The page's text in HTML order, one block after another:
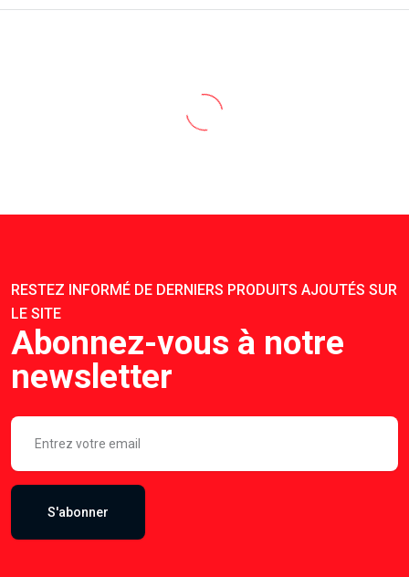
RESTEZ INFORMÉ DE DERNIERS PRODUITS AJOUTÉS SUR
LE SITE
Abonnez-vous à notre
newsletter
S'abonner